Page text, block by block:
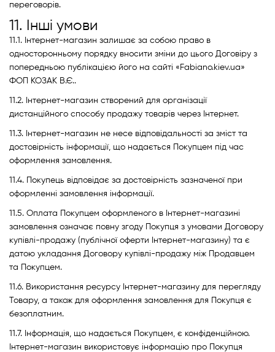
переговорів.
11. Інші умови
11.1. Інтернет-магазин залишає за собою право в
односторонньому порядку вносити зміни до цього Договіру з
попередньою публікацією його на сайті «Fabiano.kiev.ua»
ФОП КОЗАК В.Є..
11.2. Інтернет-магазин створений для організації
дистанційного способу продажу товарів через Інтернет.
11.3. Інтернет-магазин не несе відповідальності за зміст та
достовірність інформації, що надається Покупцем під час
оформлення замовлення.
11.4. Покупець відповідає за достовірність зазначеної при
оформленні замовлення інформації.
11.5. Оплата Покупцем оформленого в Інтернет-магазині
замовлення означає повну згоду Покупця з умовами Договору
купівлі-продажу (публічної оферти Інтернет-магазину) та є
датою укладання Договору купівлі-продажу між Продавцем
та Покупцем.
11.6. Використання ресурсу Інтернет-магазину для перегляду
Товару, а також для оформлення замовлення для Покупця є
безоплатним.
11.7. Інформація, що надається Покупцем, є конфіденційною.
Інтернет-магазин використовує інформацію про Покупця